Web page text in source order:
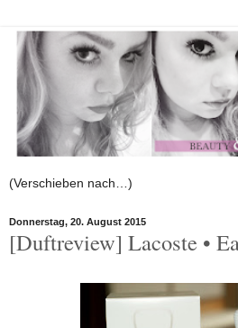
Donnerstag, 20. August 2015
[Duftreview] Lacoste •